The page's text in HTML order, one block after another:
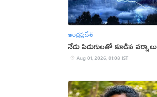
ఆంధ్రప్రదేశ్
నేడు పిడుగులతో కూడిన వర్షాలు
Aug 01, 2026, 01:08 IST